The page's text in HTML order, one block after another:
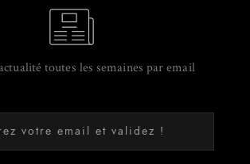
toutes les semaines par email